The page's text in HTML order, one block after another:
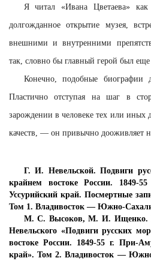
Я читал «Ивана Цветаева»
долгожданное открытие музея,
внешними и внутренними
так, словно бы главный герой был
Конечно, подобные биографии
Пластично отступая на шаг в
зарождении в человеке тех или
качеств, — он привычно дооживляет
Г. И. Невельской. Подвиги
крайнем востоке России. 1849-
Уссурийский край. Посмертные
Том 1. Владивосток — Южно-
М. С. Высоков, М. И. Ищенко.
Невельского «Подвиги русских
востоке России. 1849-55 г. При-
край». Том 2. Владивосток —